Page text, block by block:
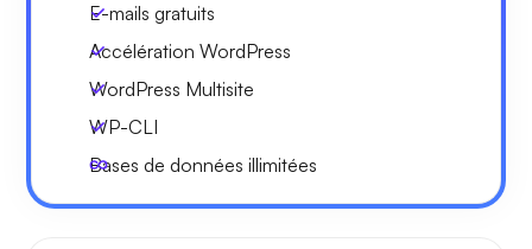
E-mails gratuits
Accélération WordPress
WordPress Multisite
WP-CLI
Bases de données illimitées